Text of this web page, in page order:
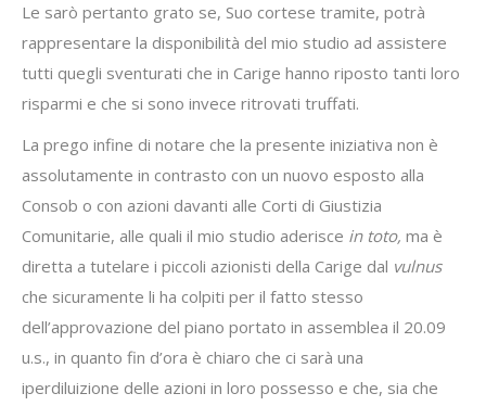
Le sarò pertanto grato se, Suo cortese tramite, potrà
rappresentare la disponibilità del mio studio ad assistere
tutti quegli sventurati che in Carige hanno riposto tanti loro
risparmi e che si sono invece ritrovati truffati.
La prego infine di notare che la presente iniziativa non è
assolutamente in contrasto con un nuovo esposto alla
Consob o con azioni davanti alle Corti di Giustizia
Comunitarie, alle quali il mio studio aderisce in toto, ma è
diretta a tutelare i piccoli azionisti della Carige dal vulnus
che sicuramente li ha colpiti per il fatto stesso
dell’approvazione del piano portato in assemblea il 20.09
u.s., in quanto fin d’ora è chiaro che ci sarà una
iperdiluizione delle azioni in loro possesso e che, sia che